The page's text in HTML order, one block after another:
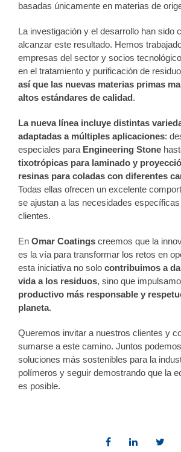
basadas únicamente en materias de
La investigación y el desarrollo han sido
alcanzar este resultado. Hemos
empresas del sector y socios
en el tratamiento y purificación de
así que las nuevas materias primas
altos estándares de calidad.
La nueva línea incluye distintas
adaptadas a múltiples aplicaciones:
especiales para Engineering Stone
tixotrópicas para laminado y
resinas para coladas con diferentes
Todas ellas ofrecen un excelente
se ajustan a las necesidades
clientes.
En Omar Coatings creemos que la
es la vía para transformar los retos en
esta iniciativa no solo contribuimos a
vida a los residuos, sino que
productivo más responsable y
planeta.
Queremos invitar a nuestros clientes y
sumarse a este camino. Juntos
soluciones más sostenibles para la
polímeros y seguir demostrando que la
es posible.